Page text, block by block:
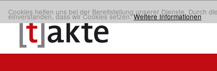
Cookies helfen uns bei der Bereitstellung unserer Dienste. Durch
einverstanden, dass wir Cookies setzen.Weitere Informationen